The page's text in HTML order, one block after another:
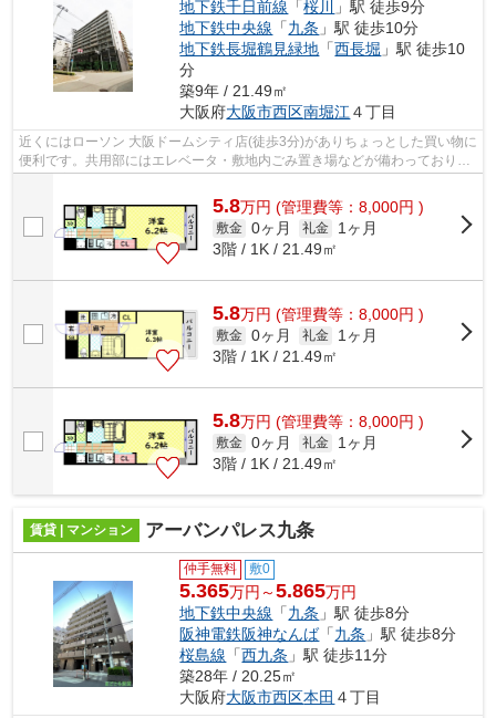
地下鉄千日前線 「桜川
」駅 徒歩9分
地下鉄中央線 「九条 」駅 徒歩10分
地下鉄長堀鶴見緑地 「西長堀 」駅 徒歩10
分
築9年 / 21.49㎡
大阪府大阪市西区南堀江４丁目
近くにはローソン 大阪ドームシティ店(徒歩3分)がありちょっとした買い物に
便利です。共用部にはエレベータ・敷地内ごみ置き場などが備わっておりと
5.8万円 (管理費等：8,000円 )
敷金 0ヶ月 礼金
1ヶ月
3階 / 1K / 21.49㎡
5.8万円 (管理費等：8,000円 )
敷金 0ヶ月 礼金
1ヶ月
3階 / 1K / 21.49㎡
5.8万円 (管理費等：8,000円 )
敷金 0ヶ月 礼金
1ヶ月
3階 / 1K / 21.49㎡
賃貸 | マンション アーバンパレス九条
仲手無料 敷0
5.365万円～5.865万円
地下鉄中央線 「九条 」駅 徒歩8分
阪神電鉄阪神なんば「九条 」駅 徒歩8分
桜島線 「西九条 」駅 徒歩11分
築28年 / 20.25㎡
大阪府大阪市西区本田 ４丁目